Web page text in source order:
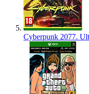
Cyberpunk 2077.